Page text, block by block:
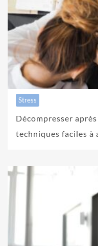
Stress
Décompresser
techniques faciles à